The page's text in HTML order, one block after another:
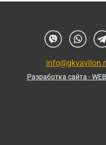
Разработка сайта -